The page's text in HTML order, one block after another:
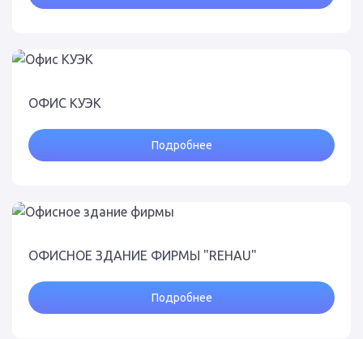
ОФИС КУЭК
Подробнее
ОФИСНОЕ ЗДАНИЕ ФИРМЫ "REHAU"
Подробнее